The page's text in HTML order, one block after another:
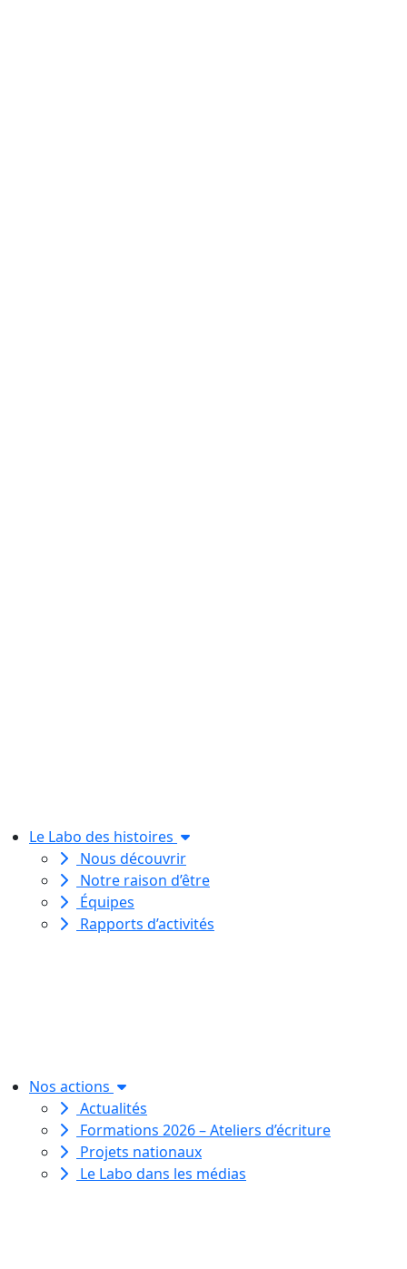
Le Labo des histoires
Nous découvrir
Notre raison d’être
Équipes
Rapports d’activités
Nos actions
Actualités
Formations 2026 – Ateliers d’écriture
Projets nationaux
Le Labo dans les médias